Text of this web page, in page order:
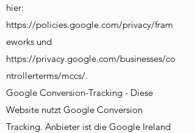
hier:
https://policies.google.com/privacy/fram
eworks und
https://privacy.google.com/businesses/co
ntrollerterms/mccs/.
Google Conversion-Tracking - Diese
Website nutzt Google Conversion
Tracking. Anbieter ist die Google Ireland